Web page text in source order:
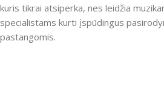
kuris tikrai atsiperka, nes leidžia
specialistams kurti įspūdingus
pastangomis.